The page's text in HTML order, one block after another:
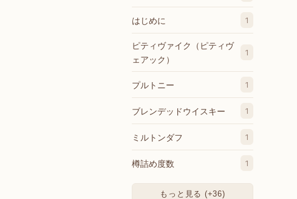
はじめに 1
ピティヴァイク（ピティヴ
ェアック）
1
プルトニー 1
ブレンデッドウイスキー 1
ミルトンダフ 1
樽詰め度数 1
もっと見る (+36)